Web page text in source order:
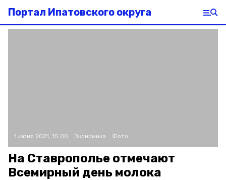
Портал Ипатовского округа
1 июня 2021, 15:00 Экономика Фото:
На Ставрополье отмечают
Всемирный день молока